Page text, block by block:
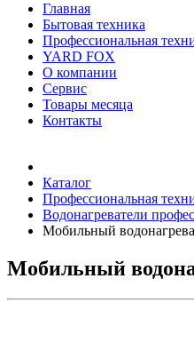
Главная
Бытовая техника
Профессиональная
YARD FOX
О компании
Сервис
Товары месяца
Контакты
Каталог
Профессиональная
Водонагреватели
Мобильный
Мобильный